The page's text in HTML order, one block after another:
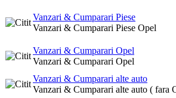
Vanzari & Cumparari Piese
Vanzari & Cumparari Piese Opel
Vanzari & Cumparari Opel
Vanzari & Cumparari Opel
Vanzari & Cumparari alte auto
Vanzari & Cumparari alte auto ( fara